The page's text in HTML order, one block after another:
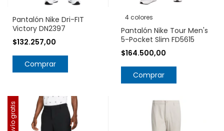
Pantalón Nike Dri-FIT
Victory DN2397
$132.257,00
Comprar
4 colores
Pantalón Nike Tour Men's
5-Pocket Slim FD5615
$164.500,00
Comprar
Envío gratis